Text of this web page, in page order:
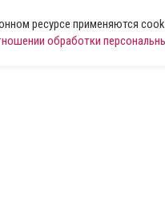
ресурсе применяются
обработки